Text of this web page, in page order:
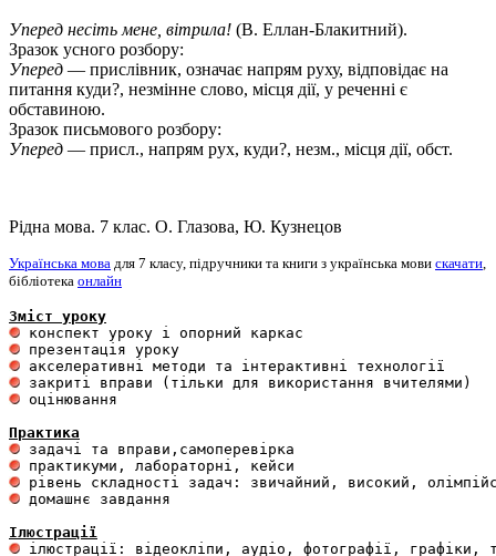
Уперед несіть мене, вітрила! (В. Еллан-Блакитний).
Зразок усного розбору:
Уперед — прислівник, означає напрям руху, відповідає на
питання куди?, незмінне слово, місця дії, у реченні є
обставиною.
Зразок письмового розбору:
Уперед — присл., напрям рух, куди?, незм., місця дії, обст.
Рідна мова. 7 клас. О. Глазова, Ю. Кузнецов
Українська мова для 7 класу, підручники та книги з українська мови скачати,
бібліотека онлайн
Зміст уроку
оцінювання
Практика
домашнє завдання
Ілюстрації